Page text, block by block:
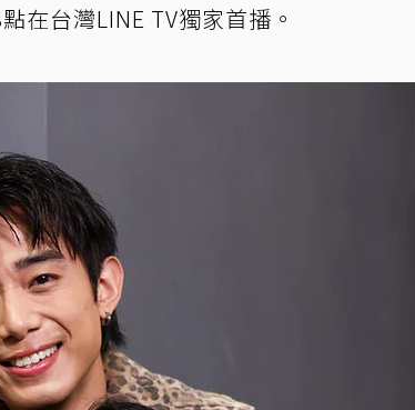
在台灣LINE TV獨家首播。